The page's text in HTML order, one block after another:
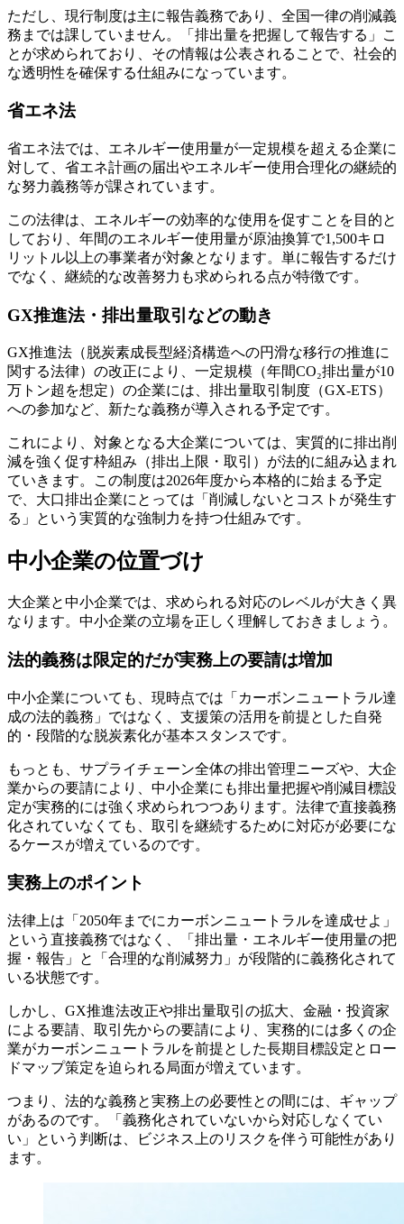
ただし、現行制度は主に報告義務であり、全国一律の削減義
務までは課していません。「排出量を把握して報告する」こ
とが求められており、その情報は公表されることで、社会的
な透明性を確保する仕組みになっています。
省エネ法
省エネ法では、エネルギー使用量が一定規模を超える企業に
対して、省エネ計画の届出やエネルギー使用合理化の継続的
な努力義務等が課されています。
この法律は、エネルギーの効率的な使用を促すことを目的と
しており、年間のエネルギー使用量が原油換算で1,500キロ
リットル以上の事業者が対象となります。単に報告するだけ
でなく、継続的な改善努力も求められる点が特徴です。
GX推進法・排出量取引などの動き
GX推進法（脱炭素成長型経済構造への円滑な移行の推進に
関する法律）の改正により、一定規模（年間CO₂排出量が10
万トン超を想定）の企業には、排出量取引制度（GX-ETS）
への参加など、新たな義務が導入される予定です。
これにより、対象となる大企業については、実質的に排出削
減を強く促す枠組み（排出上限・取引）が法的に組み込まれ
ていきます。この制度は2026年度から本格的に始まる予定
で、大口排出企業にとっては「削減しないとコストが発生す
る」という実質的な強制力を持つ仕組みです。
中小企業の位置づけ
大企業と中小企業では、求められる対応のレベルが大きく異
なります。中小企業の立場を正しく理解しておきましょう。
法的義務は限定的だが実務上の要請は増加
中小企業についても、現時点では「カーボンニュートラル達
成の法的義務」ではなく、支援策の活用を前提とした自発
的・段階的な脱炭素化が基本スタンスです。
もっとも、サプライチェーン全体の排出管理ニーズや、大企
業からの要請により、中小企業にも排出量把握や削減目標設
定が実務的には強く求められつつあります。法律で直接義務
化されていなくても、取引を継続するために対応が必要にな
るケースが増えているのです。
実務上のポイント
法律上は「2050年までにカーボンニュートラルを達成せよ」
という直接義務ではなく、「排出量・エネルギー使用量の把
握・報告」と「合理的な削減努力」が段階的に義務化されて
いる状態です。
しかし、GX推進法改正や排出量取引の拡大、金融・投資家
による要請、取引先からの要請により、実務的には多くの企
業がカーボンニュートラルを前提とした長期目標設定とロー
ドマップ策定を迫られる局面が増えています。
つまり、法的な義務と実務上の必要性との間には、ギャップ
があるのです。「義務化されていないから対応しなくてい
い」という判断は、ビジネス上のリスクを伴う可能性があり
ます。